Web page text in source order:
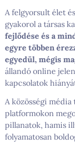
A felgyorsult élet
gyakorol a társas
fejlődése és a
egyre többen
egyedül, mégis
állandó online
kapcsolatok
A közösségi
platformokon
pillanatok, hamis
folyamatosan